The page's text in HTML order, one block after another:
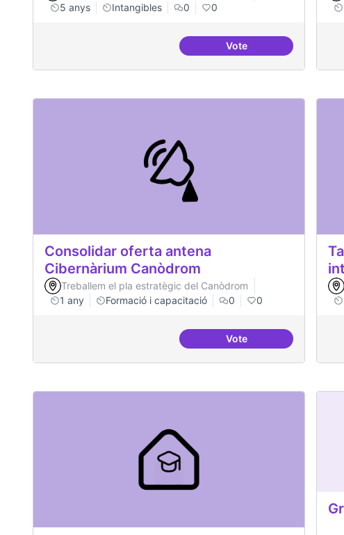
5 anys
Intangibles 0 0
VotePunt de defensa de
Consolidar oferta antena
Cibernàrium Canòdrom
Treballem el pla estratègic del Canòdrom
1 any
Formació i capacitació 0 0
VoteConsolidar oferta